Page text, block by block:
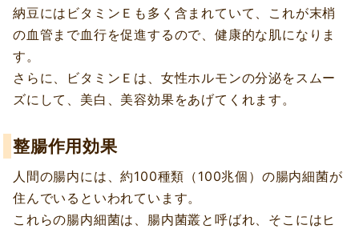
納豆にはビタミンＥも多く含まれていて、これが末梢
の血管まで血行を促進するので、健康的な肌になりま
す。
さらに、ビタミンＥは、女性ホルモンの分泌をスムー
ズにして、美白、美容効果をあげてくれます。
整腸作用効果
人間の腸内には、約100種類（100兆個）の腸内細菌が
住んでいるといわれています。
これらの腸内細菌は、腸内菌叢と呼ばれ、そこにはヒ